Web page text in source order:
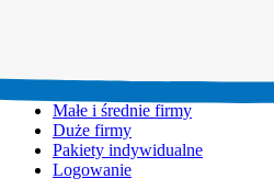
Małe i średnie firmy
Duże firmy
Pakiety indywidualne
Logowanie